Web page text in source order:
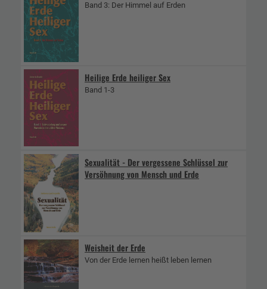
Band 3: Der Himmel auf Erden
Heilige Erde heiliger Sex
Band 1-3
Sexualität - Der vergessene Schlüssel zur
Versöhnung von Mensch und Erde
Weisheit der Erde
Von der Erde lernen heißt leben lernen